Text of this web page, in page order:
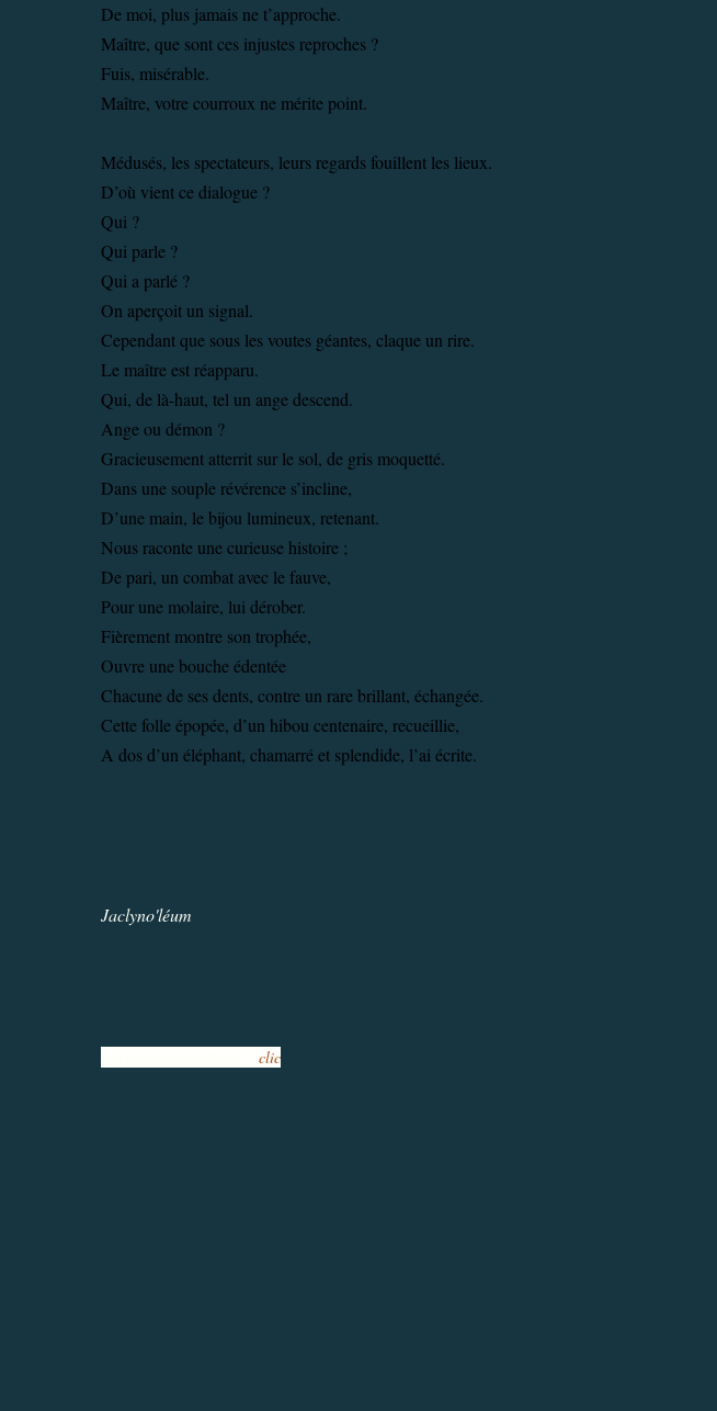
De moi, plus jamais ne t’approche.
Maître, que sont ces injustes reproches ?
Fuis, misérable.
Maître, votre courroux ne mérite point.
Médusés, les spectateurs, leurs regards fouillent les lieux.
D’où vient ce dialogue ?
Qui ?
Qui parle ?
Qui a parlé ?
On aperçoit un signal.
Cependant que sous les voutes géantes, claque un rire.
Le maître est réapparu.
Qui, de là-haut, tel un ange descend.
Ange ou démon ?
Gracieusement atterrit sur le sol, de gris moquetté.
Dans une souple révérence s’incline,
D’une main, le bijou lumineux, retenant.
Nous raconte une curieuse histoire ;
De pari, un combat avec le fauve,
Pour une molaire, lui dérober.
Fièrement montre son trophée,
Ouvre une bouche édentée
Chacune de ses dents, contre un rare brillant, échangée.
Cette folle épopée, d’un hibou centenaire, recueillie,
A dos d’un éléphant, chamarré et splendide, l’ai écrite.
Jaclyno'léum
clic